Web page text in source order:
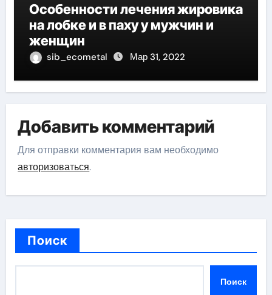
Особенности лечения жировика
на лобке и в паху у мужчин и
женщин
sib_ecometal Мар 31, 2022
Добавить комментарий
Для отправки комментария вам необходимо
авторизоваться.
Поиск
Поиск